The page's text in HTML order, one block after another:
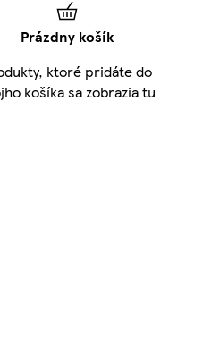
Prázdny košík
ktoré pridáte do
košíka sa zobrazia tu